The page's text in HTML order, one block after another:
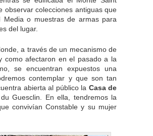
observar colecciones antiguas que
Media o muestras de armas para
del lugar.
a través de un mecanismo de
como afectaron en el pasado a la
se encuentran expuestos una
contemplar y que son tan
abierta al público la Casa de
Guesclin. En ella, tendremos la
convivían Constable y su mujer